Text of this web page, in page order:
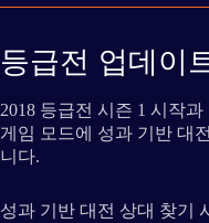
등급전 업데이
2018 등급전 시즌 1 시작
게임 모드에 성과 기반 대
니다.
성과 기반 대전 상대 찾기